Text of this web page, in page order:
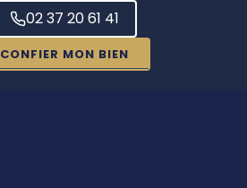
02 37 20 61 41
CONFIER MON BIEN